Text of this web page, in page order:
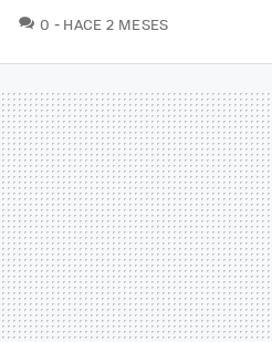
0 COMENTARIOS
HACE 2 MESES